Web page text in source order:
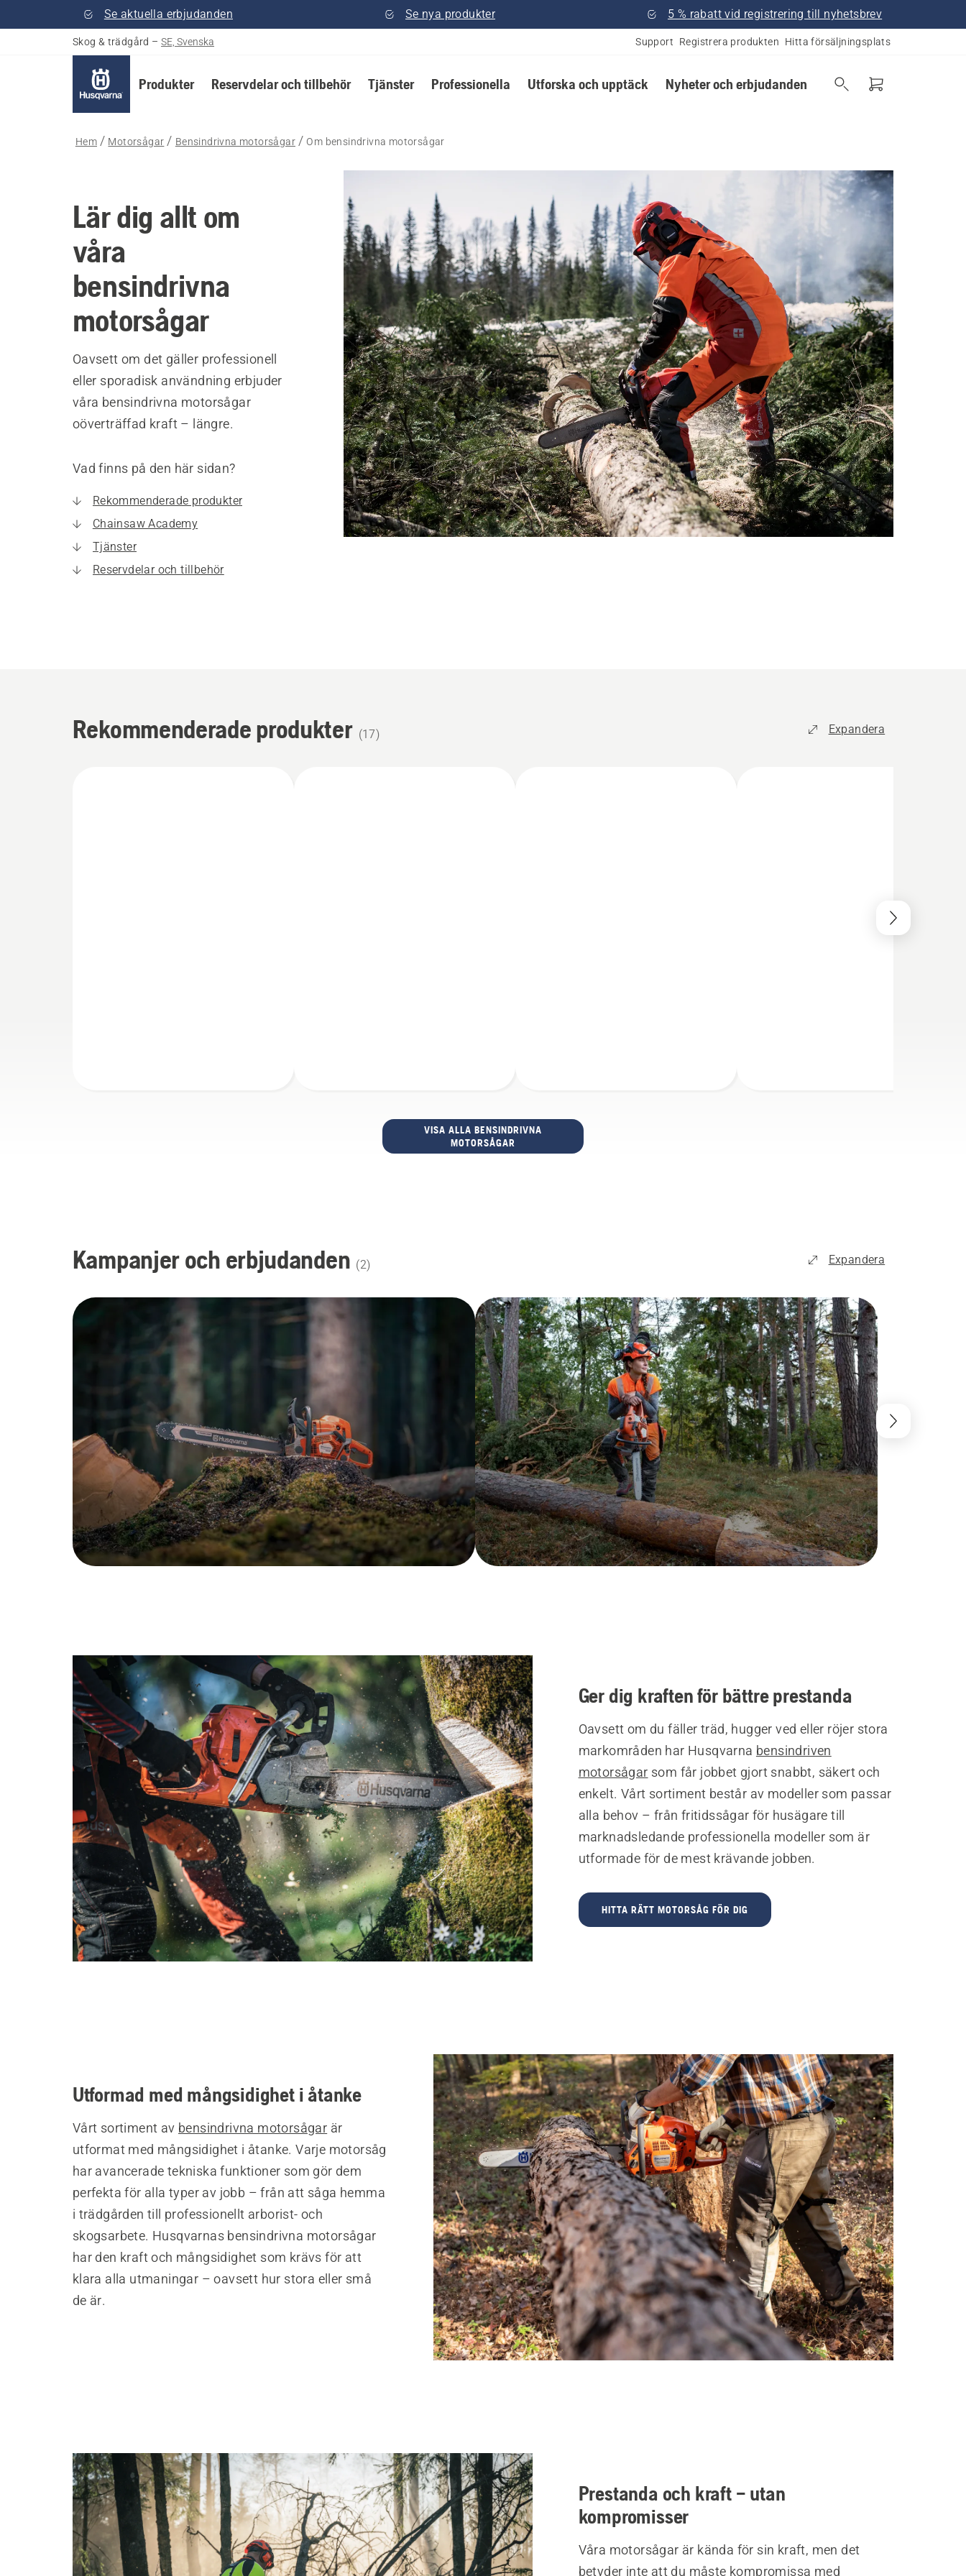
Se aktuella erbjudanden Se nya produkter 5 % rabatt vid registrering till nyhetsbrev
Skog & trädgård – SE, Svenska Support Registrera produkten Hitta försäljningsplats
Produkter Reservdelar och tillbehör Tjänster Professionella Utforska och upptäck Nyheter och erbjudanden
Hem Motorsågar Bensindrivna motorsågar Om bensindrivna motorsågar
Lär dig allt om
våra
bensindrivna
motorsågar
Oavsett om det gäller professionell
eller sporadisk användning erbjuder
våra bensindrivna motorsågar
oöverträffad kraft – längre.
Vad finns på den här sidan?
Rekommenderade produkter
Chainsaw Academy
Tjänster
Reservdelar och tillbehör
Rekommenderade produkter (17) Expandera
VISA ALLA BENSINDRIVNA
MOTORSÅGAR
Kampanjer och erbjudanden (2) Expandera
Ger dig kraften för bättre prestanda
Oavsett om du fäller träd, hugger ved eller röjer stora
markområden har Husqvarna bensindriven
motorsågar som får jobbet gjort snabbt, säkert och
enkelt. Vårt sortiment består av modeller som passar
alla behov – från fritidssågar för husägare till
marknadsledande professionella modeller som är
utformade för de mest krävande jobben.
HITTA RÄTT MOTORSÅG FÖR DIG
Utformad med mångsidighet i åtanke
Vårt sortiment av bensindrivna motorsågar är
utformat med mångsidighet i åtanke. Varje motorsåg
har avancerade tekniska funktioner som gör dem
perfekta för alla typer av jobb – från att såga hemma
i trädgården till professionellt arborist- och
skogsarbete. Husqvarnas bensindrivna motorsågar
har den kraft och mångsidighet som krävs för att
klara alla utmaningar – oavsett hur stora eller små
de är.
Prestanda och kraft – utan
kompromisser
Våra motorsågar är kända för sin kraft, men det
betyder inte att du måste kompromissa med